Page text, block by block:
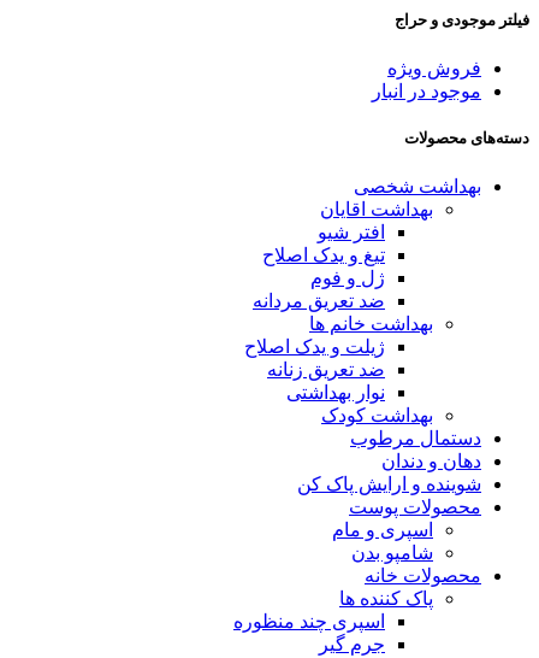
فیلتر موجودی و حراج
فروش ویژه
موجود در انبار
دسته‌های محصولات
بهداشت شخصی
بهداشت اقایان
افتر شیو
تیغ و یدک اصلاح
ژل و فوم
ضد تعریق مردانه
بهداشت خانم ها
ژیلت و یدک اصلاح
ضد تعریق زنانه
نوار بهداشتی
بهداشت کودک
دستمال مرطوب
دهان و دندان
شوینده و ارایش پاک کن
محصولات پوست
اسپری و مام
شامپو بدن
محصولات خانه
پاک کننده ها
اسپری چند منظوره
جرم گیر